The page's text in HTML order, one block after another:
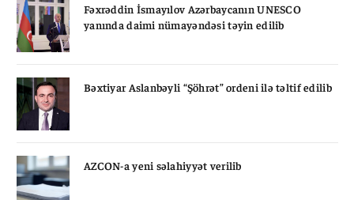
Fəxrəddin İsmayılov Azərbaycanın UNESCO
yanında daimi nümayəndəsi təyin edilib
Bəxtiyar Aslanbəyli “Şöhrət” ordeni ilə təltif edilib
AZCON-a yeni səlahiyyət verilib